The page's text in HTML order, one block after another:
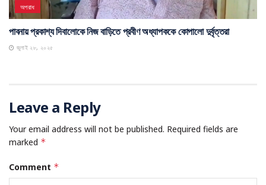
অপরাধ
পাবনায় প্রকাশ্য দিবালোকে নিজ বাড়িতে প্রবীণ অধ্যাপককে কোপালো দুর্বৃত্তরা
জুলাই ২৮, ২০২৫
Leave a Reply
Your email address will not be published. Required fields are
marked *
Comment *